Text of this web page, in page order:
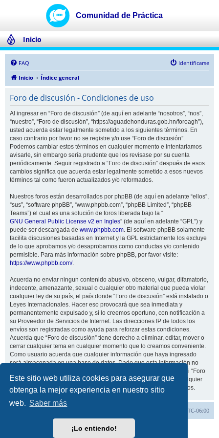
Este sitio web utiliza cookies para asegurar que
obtenga la mejor experiencia en nuestro sitio
web. Saber más
¡Lo entiendo!
Inicio
FAQ
Identificarse
Inicio
Índice general
Foro de discusión - Condiciones de uso
Al ingresar en “Foro de discusión” (de aquí en adelante “nosotros”, “nos”,
“nuestro”, “Foro de discusión”, “https://aguadehonduras.gob.hn/foroagh”),
usted acuerda estar legalmente sometido a los siguientes términos. En
caso contrario por favor no se registre y/o use “Foro de discusión”.
Podemos cambiar estos términos en cualquier momento e intentaríamos
avisarle, sin embargo sería prudente que los revisase por su cuenta
periódicamente. Seguir registrado a “Foro de discusión” después de esos
cambios significa que acuerda estar legalmente sometido a esos nuevos
términos tal como fueron actualizados y/o reformados.
Nuestros foros están desarrollados por phpBB (de aquí en adelante “ellos”,
“sus”, “software phpBB”, “www.phpbb.com”, “phpBB Limited”, “phpBB
Teams”) el cual es una solución de foros liberada bajo la “
GNU General Public License v2 en Ingles” (de aquí en adelante “GPL”) y
puede ser descargada de www.phpbb.com. El software phpBB solamente
facilita discusiones basadas en Internet y la GPL estrictamente los excluye
de lo que aprobamos y/o desaprobamos como conductas y/o contenido
permisible. Para más información sobre phpBB, por favor visite:
https://www.phpbb.com/.
Acuerda no enviar ningun contenido abusivo, obsceno, vulgar, difamatorio,
indecente, amenazante, sexual o cualquier otro material que pueda violar
cualquier ley de su país, el país donde “Foro de discusión” está instalado o
Leyes Internacionales. Hacer eso provocará que sea inmediata y
permanentemente expulsado y, si lo creemos oportuno, con notificación a
su Proveedor de Servicios de Internet. Las direcciones IP de todos los
envíos son registradas como ayuda para reforzar estas condiciones.
Acuerda que “Foro de discusión” tiene derecho a eliminar, editar, mover o
cerrar cualquier tema en cualquier momento que lo creamos conveniente.
Como usuario acuerda que cualquier información que haya ingresado
será almacenada en una base de datos. Dado que esta información no
será compartida con ninguna tercera parte sin su consentimiento, ni “Foro
de discusión” ni phpBB podrán considerarse responsables por cualquier
intento de hacking que conlleve a que los datos sean comprometidos.
UTC-06:00
Desarrollado porphpBB® Forum Software © phpBB Limited